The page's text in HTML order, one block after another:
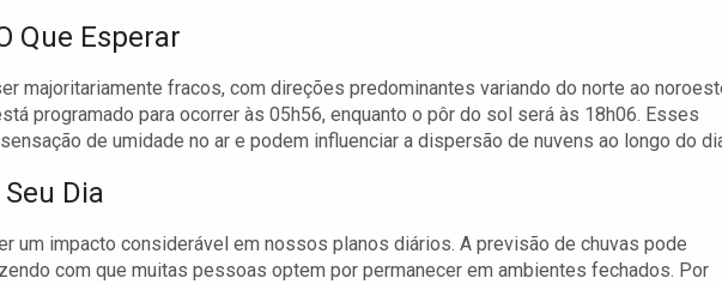
Que Esperar
majoritariamente fracos, com direções predominantes variando do norte ao
programado para ocorrer às 05h56, enquanto o pôr do sol será às 18h06. Esses
de umidade no ar e podem influenciar a dispersão de nuvens ao longo do
Dia
um impacto considerável em nossos planos diários. A previsão de chuvas pode
com que muitas pessoas optem por permanecer em ambientes fechados. Por